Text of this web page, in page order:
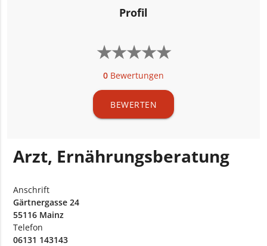
Profil
★★★★★
★★★★★
0 Bewertungen
BEWERTEN
Arzt, Ernährungsberatung
Anschrift
Gärtnergasse 24
55116 Mainz
Telefon
06131 143143